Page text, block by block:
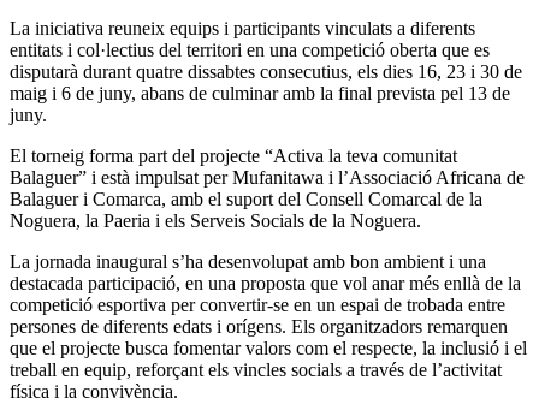
La iniciativa reuneix equips i participants vinculats a diferents
entitats i col·lectius del territori en una competició oberta que es
disputarà durant quatre dissabtes consecutius, els dies 16, 23 i 30 de
maig i 6 de juny, abans de culminar amb la final prevista pel 13 de
juny.
El torneig forma part del projecte “Activa la teva comunitat
Balaguer” i està impulsat per Mufanitawa i l’Associació Africana de
Balaguer i Comarca, amb el suport del Consell Comarcal de la
Noguera, la Paeria i els Serveis Socials de la Noguera.
La jornada inaugural s’ha desenvolupat amb bon ambient i una
destacada participació, en una proposta que vol anar més enllà de la
competició esportiva per convertir-se en un espai de trobada entre
persones de diferents edats i orígens. Els organitzadors remarquen
que el projecte busca fomentar valors com el respecte, la inclusió i el
treball en equip, reforçant els vincles socials a través de l’activitat
física i la convivència.